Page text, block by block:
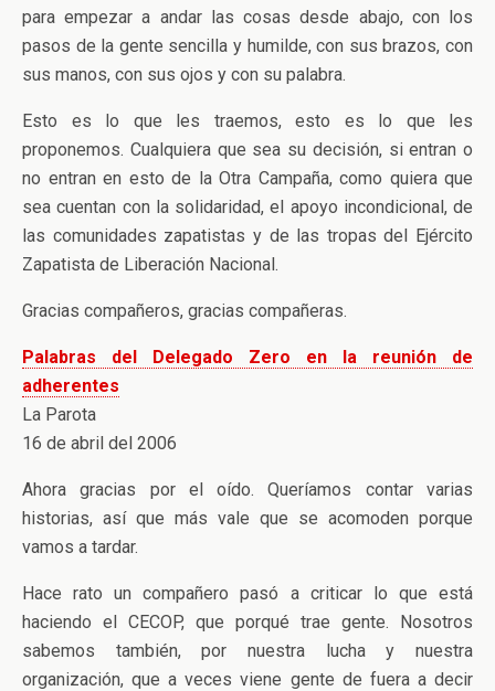
para empezar a andar las cosas desde abajo, con los
pasos de la gente sencilla y humilde, con sus brazos, con
sus manos, con sus ojos y con su palabra.
Esto es lo que les traemos, esto es lo que les
proponemos. Cualquiera que sea su decisión, si entran o
no entran en esto de la Otra Campaña, como quiera que
sea cuentan con la solidaridad, el apoyo incondicional, de
las comunidades zapatistas y de las tropas del Ejército
Zapatista de Liberación Nacional.
Gracias compañeros, gracias compañeras.
Palabras del Delegado Zero en la reunión de
adherentes
La Parota
16 de abril del 2006
Ahora gracias por el oído. Queríamos contar varias
historias, así que más vale que se acomoden porque
vamos a tardar.
Hace rato un compañero pasó a criticar lo que está
haciendo el CECOP, que porqué trae gente. Nosotros
sabemos también, por nuestra lucha y nuestra
organización, que a veces viene gente de fuera a decir